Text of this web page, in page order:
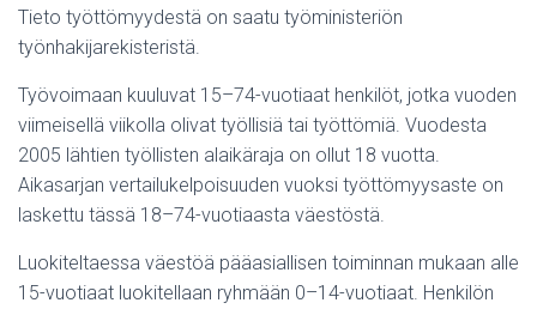
Tieto työttömyydestä on saatu työministeriön
työnhakijarekisteristä.
Työvoimaan kuuluvat 15–74-vuotiaat henkilöt, jotka vuoden
viimeisellä viikolla olivat työllisiä tai työttömiä. Vuodesta
2005 lähtien työllisten alaikäraja on ollut 18 vuotta.
Aikasarjan vertailukelpoisuuden vuoksi työttömyysaste on
laskettu tässä 18–74-vuotiaasta väestöstä.
Luokiteltaessa väestöä pääasiallisen toiminnan mukaan alle
15-vuotiaat luokitellaan ryhmään 0–14-vuotiaat. Henkilön